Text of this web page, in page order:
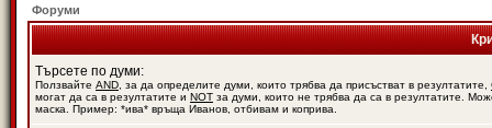
Форуми
Търсете по думи:
Ползвайте AND , за да определите думи, които трябва да присъстват в резултатите,
могат да са в резултатите и NOT за думи, които не трябва да са в резултатите.
маска. Пример: *ива* връща Иванов, отбивам и коприва.